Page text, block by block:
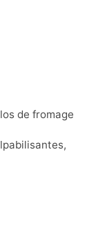
de fromage